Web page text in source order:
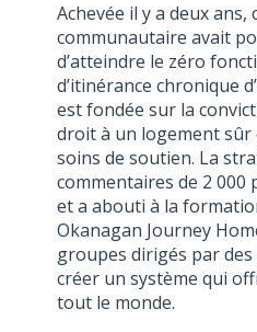
Achevée il y a deux
communautaire avait
d’atteindre le zéro
d’itinérance chronique
est fondée sur la
droit à un logement sûr
soins de soutien. La
commentaires de 2 000
et a abouti à la
Okanagan Journey
groupes dirigés par des
créer un système qui
tout le monde.